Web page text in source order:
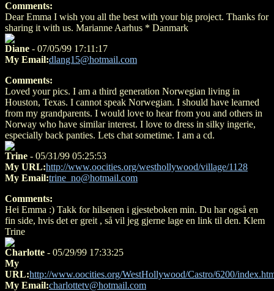
Comments:
Dear Emma I wish you all the best with your big project. Thanks for
sharing it with us. Marianne Aarhus * Danmark
Diane - 07/05/99 17:11:17
My Email:dlang15@hotmail.com
Comments:
Loved your pics. I am a third generation Norwegian living in
Houston, Texas. I cannot speak Norwegian. I should have learned
from my grandparents. I would love to hear from you and others in
Norway who have similar interest. I love to dress in silky ingerie,
especially back panties. Lets chat sometime. I am a cd.
Trine - 05/31/99 05:25:53
My URL:http://www.oocities.org/westhollywood/village/1128
My Email:trine_no@hotmail.com
Comments:
Hei Emma :) Takk for hilsenen i gjesteboken min. Du har også en
fin side, hvis det er greit , så vil jeg gjerne lage en link til den. Klem
Trine
Charlotte - 05/29/99 17:33:25
My
URL:http://www.oocities.org/WestHollywood/Castro/6200/
My Email:charlottetv@hotmail.com